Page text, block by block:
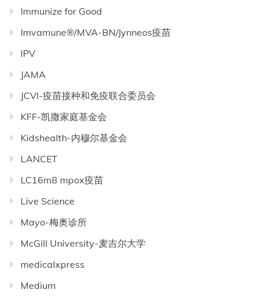
Immunize for Good
Imvamune®/MVA-BN/Jynneos疫苗
IPV
JAMA
JCVI-疫苗接种和免疫联合委员会
KFF-凯撒家庭基金会
Kidshealth-内穆尔基金会
LANCET
LC16m8 mpox疫苗
Live Science
Mayo-梅奥诊所
McGill University-麦吉尔大学
medicalxpress
Medium